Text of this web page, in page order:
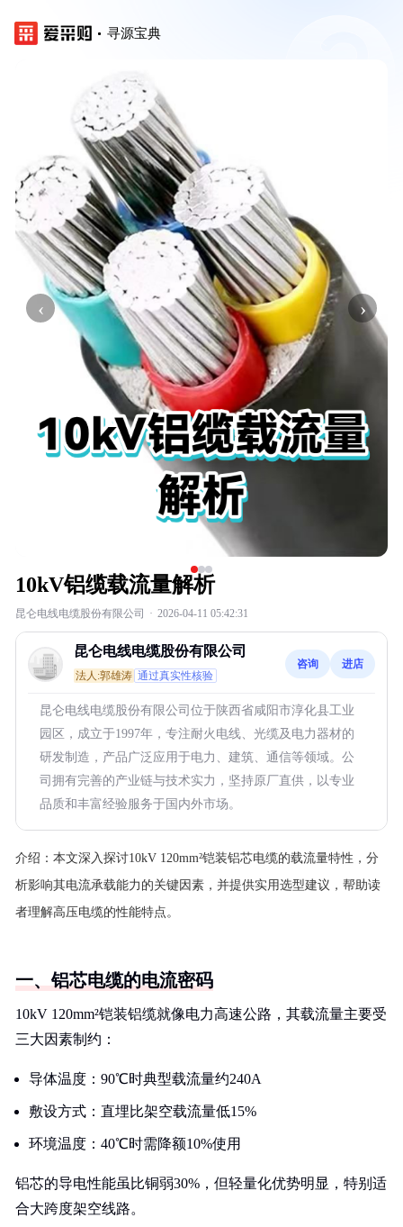
寻源宝典
‹ ›
10kV铝缆载流量解析
昆仑电线电缆股份有限公司 · 2026-04-11 05:42:31
昆仑电线电缆股份有限公司
法人:郭雄涛 通过真实性核验
咨询 进店
昆仑电线电缆股份有限公司位于陕西省咸阳市淳化县工业
园区，成立于1997年，专注耐火电线、光缆及电力器材的
研发制造，产品广泛应用于电力、建筑、通信等领域。公
司拥有完善的产业链与技术实力，坚持原厂直供，以专业
品质和丰富经验服务于国内外市场。
介绍： 本文深入探讨10kV 120mm²铠装铝芯电缆的载流量特性，分
析影响其电流承载能力的关键因素，并提供实用选型建议，帮助读
者理解高压电缆的性能特点。
一、铝芯电缆的电流密码
10kV 120mm²铠装铝缆就像电力高速公路，其载流量主要受
三大因素制约：
导体温度：90℃时典型载流量约240A
敷设方式：直埋比架空载流量低15%
环境温度：40℃时需降额10%使用
铝芯的导电性能虽比铜弱30%，但轻量化优势明显，特别适
合大跨度架空线路。